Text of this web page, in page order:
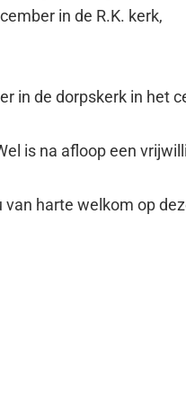
in de R.K. kerk,
in de dorpskerk in het
is na afloop een
van harte welkom op